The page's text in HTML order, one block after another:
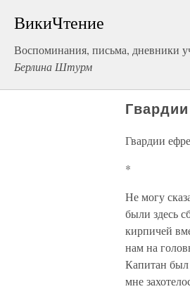
ВикиЧтение
Воспоминания, письма, дневники
Берлина Штурм
Гвардии
*
Не могу
были здесь
кирпичей
нам на
Капитан был
мне